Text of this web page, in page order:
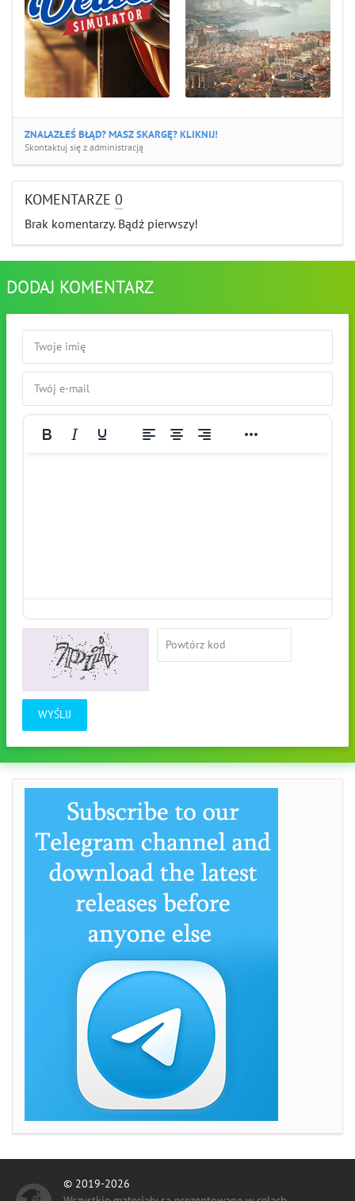
ZNALAZŁEŚ BŁĄD? MASZ SKARGĘ? KLIKNIJ!
Skontaktuj się z administracją
KOMENTARZE 0
Brak komentarzy. Bądź pierwszy!
DODAJ KOMENTARZ
WYŚLIJ
© 2019-2026